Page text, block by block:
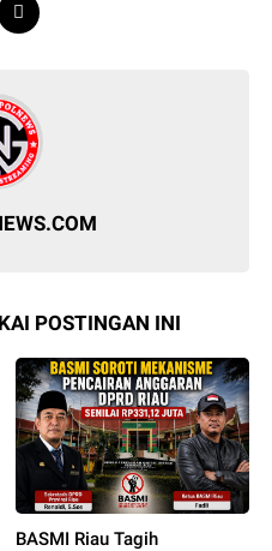
POSTINGAN INI
BASMI Riau Tagih